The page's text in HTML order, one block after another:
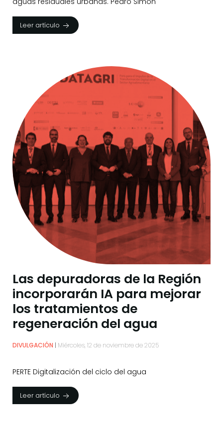
Leer artículo
Las depuradoras de la Región
incorporarán IA para mejorar
los tratamientos de
regeneración del agua
DIVULGACIÓN Miércoles, 12 de noviembre de 2025
PERTE Digitalización del ciclo del agua
Leer artículo